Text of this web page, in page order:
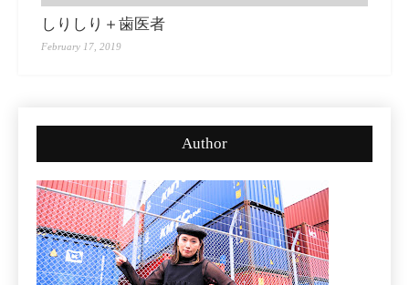
しりしり＋歯医者
February 17, 2019
Author